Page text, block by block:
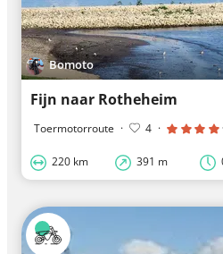
Bomoto
Fijn naar Rotheheim
Toermotorroute · 4 ·
220 km 391 m